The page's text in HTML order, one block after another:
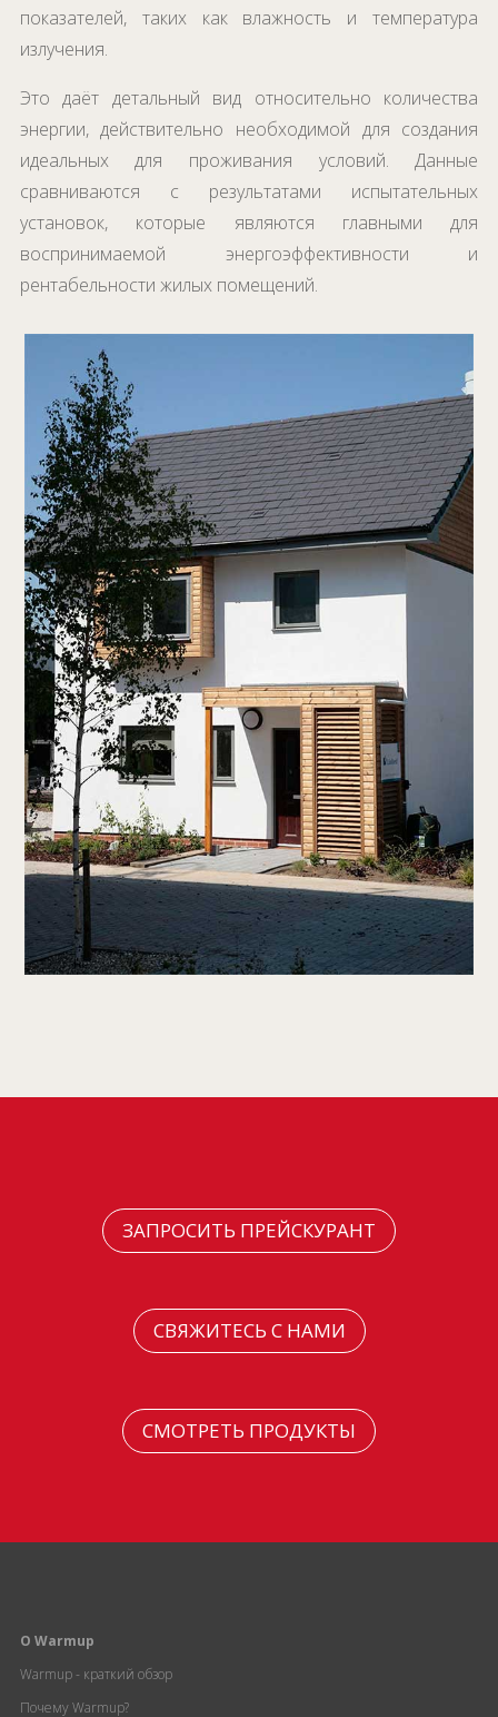
показателей, таких как влажность и температура
излучения.
Это даёт детальный вид относительно количества
энергии, действительно необходимой для создания
идеальных для проживания условий. Данные
сравниваются с результатами испытательных
установок, которые являются главными для
воспринимаемой энергоэффективности и
рентабельности жилых помещений.
ЗАПРОСИТЬ ПРЕЙСКУРАНТ
СВЯЖИТЕСЬ С НАМИ
СМОТРЕТЬ ПРОДУКТЫ
О Warmup
Warmup - краткий обзор
Почему Warmup?